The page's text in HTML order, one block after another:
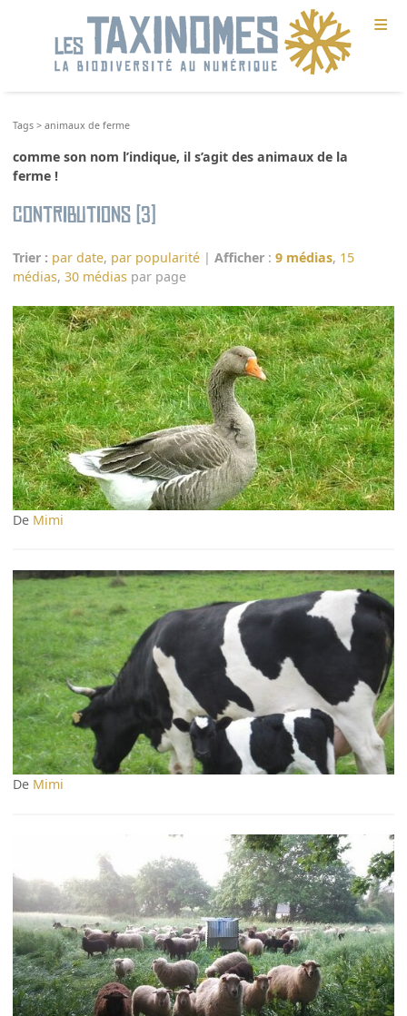
≡
Tags >animaux de ferme
comme son nom l’indique, il s’agit des animaux de la
ferme !
Contributions (3)
Trier : par date, par popularité |Afficher :9 médias, 15
médias,30 médias par page
De Mimi
De Mimi